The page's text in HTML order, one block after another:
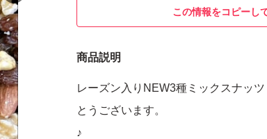
この情報をコピーし
商品説明
レーズン入りNEW3種ミックスナッ
とうございます。
♪